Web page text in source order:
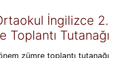
İngilizce 2.
Toplantı Tutanağı
zümre toplantı tutanağı